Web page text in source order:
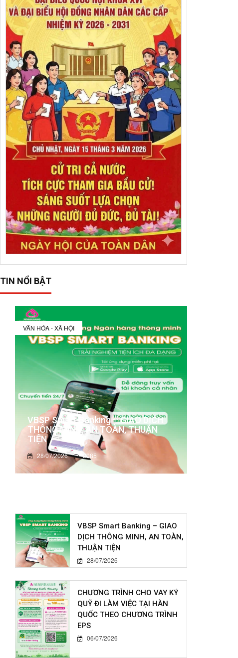
TIN NỔI BẬT
VĂN HÓA - XÃ HỘI
VBSP Smart Banking – GIAO DỊCH
THÔNG MINH, AN TOÀN, THUẬN
TIỆN
28/07/2026 2085
VBSP Smart Banking – GIAO
DỊCH THÔNG MINH, AN TOÀN,
THUẬN TIỆN
28/07/2026
CHƯƠNG TRÌNH CHO VAY KÝ
QUỸ ĐI LÀM VIỆC TẠI HÀN
QUỐC THEO CHƯƠNG TRÌNH
EPS
06/07/2026